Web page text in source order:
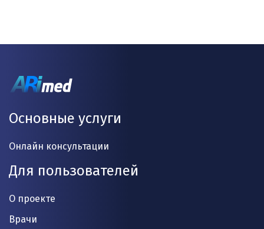
Основные услуги
Онлайн консультации
Для пользователей
О проекте
Врачи